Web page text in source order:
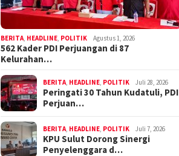
BERITA HEADLINE POLITIK Agustus 1, 2026
562 Kader PDI Perjuangan di 87
Kelurahan…
BERITA HEADLINE POLITIK Juli 28, 2026
Peringati 30 Tahun Kudatuli, PDI
Perjuan…
BERITA HEADLINE POLITIK Juli 7, 2026
KPU Sulut Dorong Sinergi
Penyelenggara d…